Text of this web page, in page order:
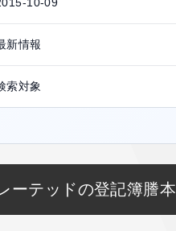
新情報
索対象
ーテッドの登記簿謄本